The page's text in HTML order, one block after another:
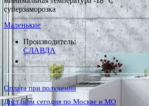
суперзаморозка
Маленькие
Производитель:
СЛАВДА
*Наличие уточняйте у менеджера
Оплата при получении
Доставим сегодня по Москве и МО